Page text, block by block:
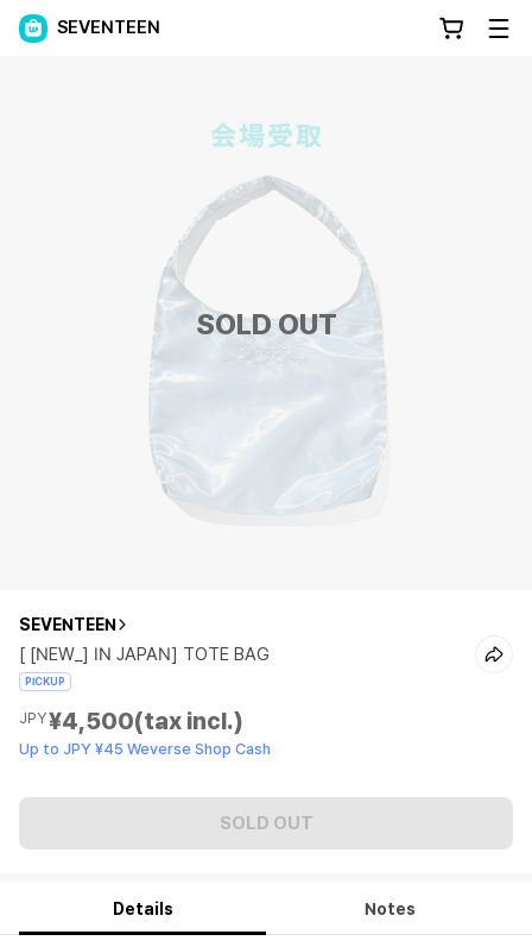
SEVENTEEN
SOLD OUT
SEVENTEEN
[ [NEW_] IN JAPAN] TOTE BAG
PICKUP
JPY¥4,500(tax incl.)
Up to JPY ¥45 Weverse Shop Cash
SOLD OUT
Details Notes